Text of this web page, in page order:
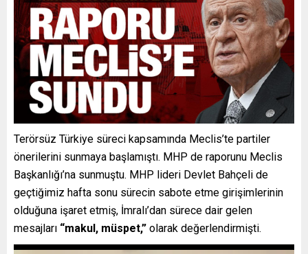
Terörsüz Türkiye süreci kapsamında Meclis’te partiler
önerilerini sunmaya başlamıştı. MHP de raporunu Meclis
Başkanlığı’na sunmuştu. MHP lideri Devlet Bahçeli de
geçtiğimiz hafta sonu sürecin sabote etme girişimlerinin
olduğuna işaret etmiş, İmralı’dan sürece dair gelen
mesajları “makul, müspet,” olarak değerlendirmişti.